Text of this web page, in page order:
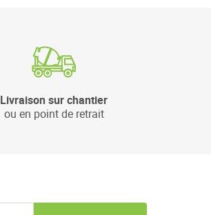
Livraison sur chantier
ou en point de retrait